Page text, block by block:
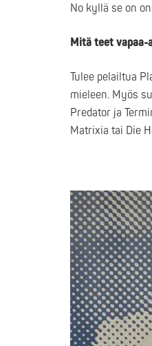
No kyllä se on
Mitä teet vapaa-
Tulee pelailtua
mieleen. Myös
Predator ja
Matrixia tai Die